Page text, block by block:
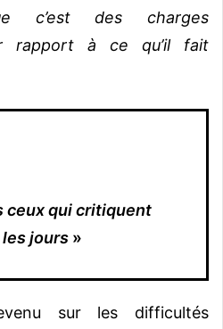
c’est des charges
rapport à ce qu’il fait
ceux qui critiquent
jours »
sur les difficultés